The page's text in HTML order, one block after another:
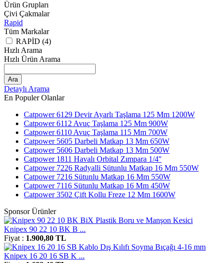
Ürün Grupları
Çivi Çakmalar
Rapid
Tüm Markalar
RAPİD (4)
Hızlı Arama
Hızlı Ürün Arama
Ara
Detaylı Arama
En Populer Olanlar
Catpower 6129 Devir Ayarlı Taşlama 125 Mm 1200W
Catpower 6112 Avuç Taşlama 125 Mm 900W
Catpower 6110 Avuç Taşlama 115 Mm 700W
Catpower 5605 Darbeli Matkap 13 Mm 650W
Catpower 5606 Darbeli Matkap 13 Mm 500W
Catpower 1811 Havalı Orbital Zımpara 1/4''
Catpower 7226 Radyalli Sütunlu Matkap 16 Mm 550W
Catpower 7216 Sütunlu Matkap 16 Mm 550W
Catpower 7116 Sütunlu Matkap 16 Mm 450W
Catpower 3502 Çift Kollu Freze 12 Mm 1600W
Sponsor Ürünler
Knipex 90 22 10 BK B ...
Fiyat : 1.900,80 TL
Knipex 16 20 16 SB K ...